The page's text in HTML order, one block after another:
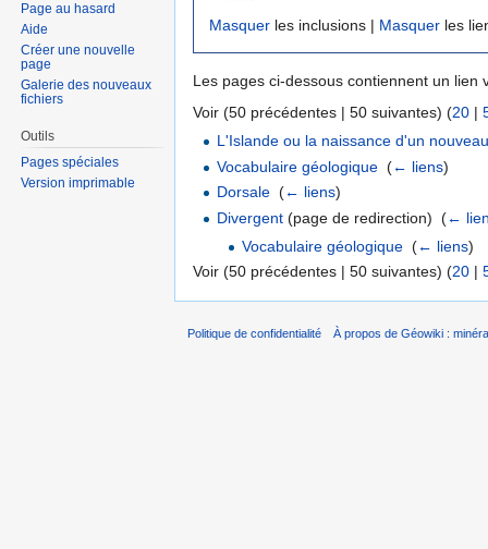
Masquer les inclusions | Masquer les
Les pages ci-dessous contiennent un lien
Voir (50 précédentes | 50 suivantes) (20 |
L'Islande ou la naissance d'un
Vocabulaire géologique ‎(← liens)
Dorsale ‎(← liens)
Divergent (page de redirection) ‎(←
Vocabulaire géologique‎ (← liens)
Voir (50 précédentes | 50 suivantes) (20 |
Page au hasard
Aide
Créer une nouvelle
page
Galerie des nouveaux
fichiers
Outils
Pages spéciales
Version imprimable
Politique de confidentialité À propos de Géowiki :